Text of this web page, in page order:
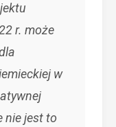
r. może
w
nie jest to